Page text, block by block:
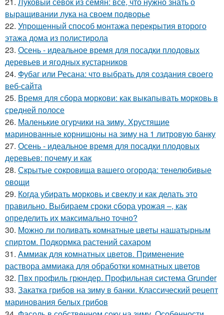
выращивании лука на своем подворье
22. Упрощенный способ монтажа перекрытия второго
этажа дома из полистирола
23. Осень - идеальное время для посадки плодовых
деревьев и ягодных кустарников
24. Фубаг или Ресана: что выбрать для создания своего
веб-сайта
25. Время для сбора моркови: как выкапывать морковь в
средней полосе
26. Маленькие огурчики на зиму. Хрустящие
маринованные корнишоны на зиму на 1 литровую банку
27. Осень - идеальное время для посадки плодовых
деревьев: почему и как
28. Скрытые сокровища вашего огорода: тенелюбивые
овощи
29. Когда убирать морковь и свеклу и как делать это
правильно. Выбираем сроки сбора урожая –, как
определить их максимально точно?
30. Можно ли поливать комнатные цветы нашатырным
спиртом. Подкормка растений сахаром
31. Аммиак для комнатных цветов. Применение
раствора аммиака для обработки комнатных цветов
32. Пвх профиль грюндер. Профильная система Grunder
33. Закатка грибов на зиму в банки. Классический рецепт
маринования белых грибов